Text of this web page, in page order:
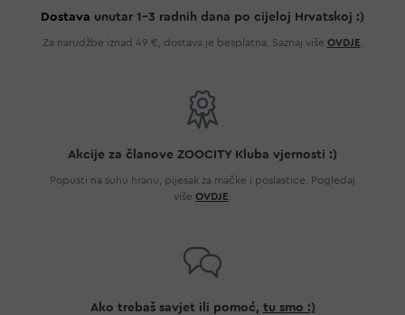
Dostava unutar 1-3 radnih dana po cijeloj Hrvatskoj :)
Za narudžbe iznad 49 €, dostava je besplatna. Saznaj više OVDJE
Akcije za članove ZOOCITY Kluba vjernosti :)
Popusti na suhu hranu, pijesak za mačke i poslastice. Pogledaj
više OVDJE
Ako trebaš savjet ili pomoć, tu smo :)